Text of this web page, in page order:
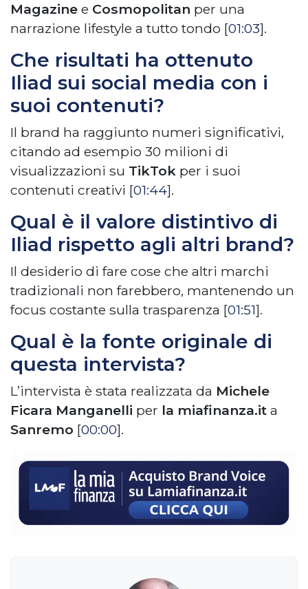
Magazine e Cosmopolitan per una
narrazione lifestyle a tutto tondo [01:03].
Che risultati ha ottenuto
Iliad sui social media con i
suoi contenuti?
Il brand ha raggiunto numeri significativi,
citando ad esempio 30 milioni di
visualizzazioni su TikTok per i suoi
contenuti creativi [01:44].
Qual è il valore distintivo di
Iliad rispetto agli altri brand?
Il desiderio di fare cose che altri marchi
tradizionali non farebbero, mantenendo un
focus costante sulla trasparenza [01:51].
Qual è la fonte originale di
questa intervista?
L’intervista è stata realizzata da Michele
Ficara Manganelli per la miafinanza.it a
Sanremo [00:00].